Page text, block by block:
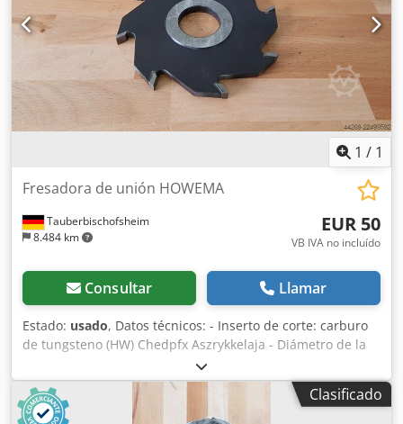
1 / 1
Tauberbischofsheim
8.484 km
Fresadora de unión HOWEMA
EUR 50
VB IVA no incluído
Consultar Llamar
Estado: usado, Datos técnicos: - Inserto de corte: carburo
de tungsteno (HW) Chedpfx Aszrykkelaja - Diámetro de la
trayectoria de corte: 200 mm - Diámetro del orificio: 50 mm
- Longitud: 12 mm - Material: acero
Clasificado